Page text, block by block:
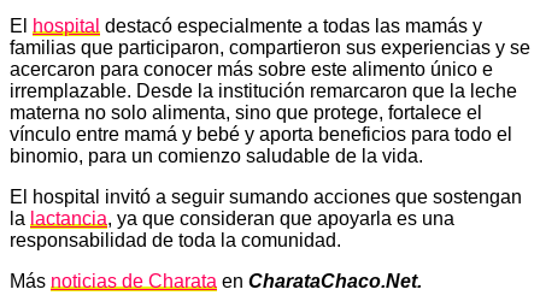
El hospital destacó especialmente a todas las mamás y
familias que participaron, compartieron sus experiencias y se
acercaron para conocer más sobre este alimento único e
irremplazable. Desde la institución remarcaron que la leche
materna no solo alimenta, sino que protege, fortalece el
vínculo entre mamá y bebé y aporta beneficios para todo el
binomio, para un comienzo saludable de la vida.
El hospital invitó a seguir sumando acciones que sostengan
la lactancia, ya que consideran que apoyarla es una
responsabilidad de toda la comunidad.
Más noticias de Charata en CharataChaco.Net.